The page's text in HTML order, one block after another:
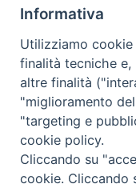
Calendario
<<
l m
27
28
3
4
Informativa
Utilizziamo
finalità tecniche
altre finalità
"miglioramento
"targeting e
cookie policy.
Cliccando su
cookie. Cliccando